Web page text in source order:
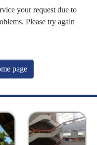
your request due to
Please try again
page